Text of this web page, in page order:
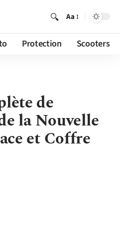
Aa
Protection Scooters
de
la Nouvelle
et Coffre